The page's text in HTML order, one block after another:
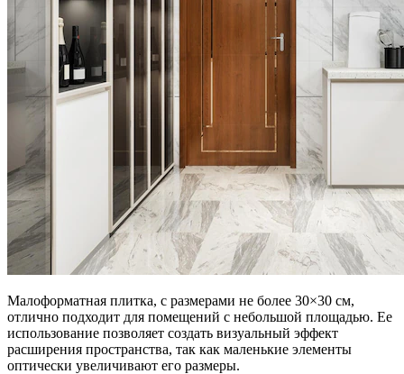
Малоформатная плитка, с размерами не более 30×30 см,
отлично подходит для помещений с небольшой площадью. Ее
использование позволяет создать визуальный эффект
расширения пространства, так как маленькие элементы
оптически увеличивают его размеры.